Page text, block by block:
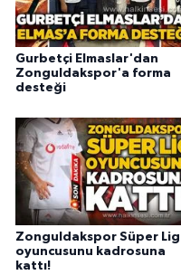
Gurbetçi Elmaslar'dan
Zonguldakspor'a forma
desteği
Zonguldakspor Süper Lig
oyuncusunu kadrosuna
kattı!